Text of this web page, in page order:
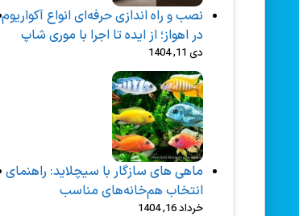
نصب و راه‌ اندازی حرفه‌ای انواع آکواریوم
در اهواز؛ از ایده تا اجرا با موری شاپ
دی 11, 1404
ماهی های سازگار با سیچلاید: راهنمای
انتخاب هم‌خانه‌های مناسب
خرداد 16, 1404